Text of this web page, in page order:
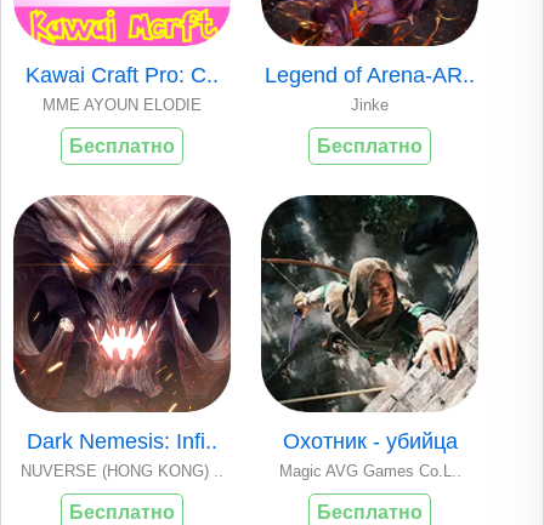
Kawai Craft Pro: C..
MME AYOUN ELODIE
Бесплатно
Legend of Arena-AR..
Jinke
Бесплатно
Dark Nemesis: Infi..
NUVERSE (HONG KONG) ..
Бесплатно
Охотник - убийца
Magic AVG Games Co.L..
Бесплатно